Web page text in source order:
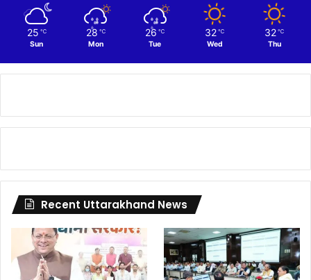
25 ℃
Sun
28 ℃
Mon
26 ℃
Tue
32 ℃
Wed
32 ℃
Thu
Recent Uttarakhand News